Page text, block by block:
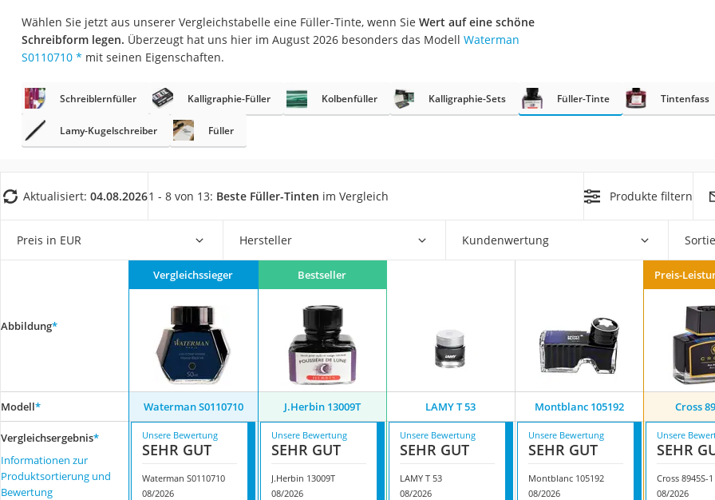
Konferenzmikrofon
Aktenvernichter Sicherheitsstufe 4
Höhenverstellbarer Schreibtisch
Matratze 90 x 200 cm
Wählen Sie jetzt aus unserer Vergleichstabelle eine Füller-Tinte, wenn Sie Wert auf eine schöne
Schreibform legen. Überzeugt hat uns hier im August 2026 besonders das Modell Waterman
S0110710 * mit seinen Eigenschaften.
Schreiblernfüller Kalligraphie-Füller Kolbenfüller Kalligraphie-Sets Füller-Tinte Tintenfass
Lamy-Kugelschreiber Füller
Aktualisiert: 04.08.20261 - 8 von 13: Beste Füller-Tinten im Vergleich Produkte filtern
Preis in EUR Hersteller Kundenwertung
Abbildung*
Vergleichssieger Bestseller Preis-
Modell* Waterman S0110710 J.Herbin 13009T LAMY T 53 Montblanc 105192 Cross
Vergleichsergebnis*
Informationen zur
Produktsortierung und
Bewertung
Unsere Bewertung
SEHR GUT
Waterman S0110710
08/2026
Unsere Bewertung
SEHR GUT
J.Herbin 13009T
08/2026
Unsere Bewertung
SEHR GUT
LAMY T 53
08/2026
Unsere Bewertung
SEHR GUT
Montblanc 105192
08/2026
Unsere
SEHR
Cross 8945S-1
08/2026